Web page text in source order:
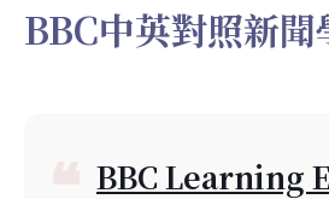
BBC中英對照新聞
BBC Learning